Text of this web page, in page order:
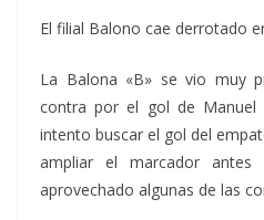
El filial Balono cae derrotado
La Balona «B» se vio muy
contra por el gol de Manuel
intento buscar el gol del
ampliar el marcador antes
aprovechado algunas de las